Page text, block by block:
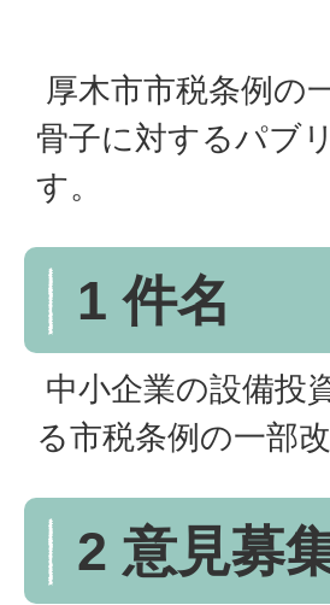
厚木市市税条例の
骨子に対するパブ
す。
1 件名
中小企業の設備投
る市税条例の一部
2 意見募